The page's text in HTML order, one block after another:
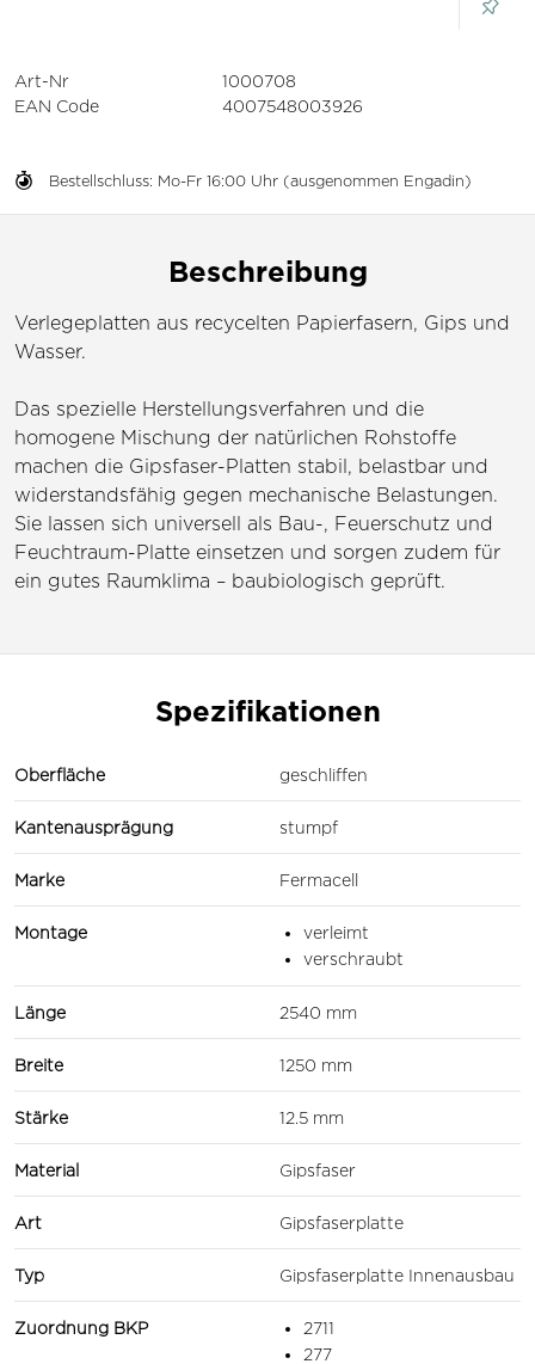
Bestellschluss: Mo-Fr 16:00 Uhr (ausgenommen Engadin)
Art-Nr
1000708
EAN Code
4007548003926
Beschreibung
Verlegeplatten aus recycelten Papierfasern, Gips und
Wasser.
Das spezielle Herstellungsverfahren und die
homogene Mischung der natürlichen Rohstoffe
machen die Gipsfaser-Platten stabil, belastbar und
widerstandsfähig gegen mechanische Belastungen.
Sie lassen sich universell als Bau-, Feuerschutz und
Feuchtraum-Platte einsetzen und sorgen zudem für
ein gutes Raumklima – baubiologisch geprüft.
Spezifikationen
Oberfläche geschliffen
Kantenausprägung stumpf
Marke Fermacell
Montage
verleimt
verschraubt
Länge 2540 mm
Breite 1250 mm
Stärke 12.5 mm
Material Gipsfaser
Art Gipsfaserplatte
Typ Gipsfaserplatte Innenausbau
Zuordnung BKP
2711
277